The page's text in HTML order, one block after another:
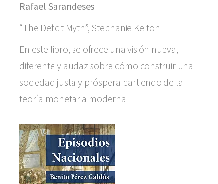
Rafael Sarandeses
“The Deficit Myth”, Stephanie Kelton
En este libro, se ofrece una visión nueva,
diferente y audaz sobre cómo construir una
sociedad justa y próspera partiendo de la
teoría monetaria moderna.